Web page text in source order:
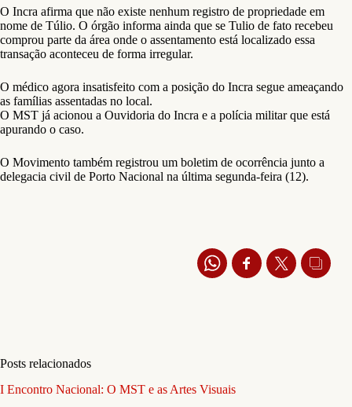
O Incra afirma que não existe nenhum registro de propriedade em
nome de Túlio. O órgão informa ainda que se Tulio de fato recebeu
comprou parte da área onde o assentamento está localizado essa
transação aconteceu de forma irregular.
O médico agora insatisfeito com a posição do Incra segue ameaçando
as famílias assentadas no local.
O MST já acionou a Ouvidoria do Incra e a polícia militar que está
apurando o caso.
O Movimento também registrou um boletim de ocorrência junto a
delegacia civil de Porto Nacional na última segunda-feira (12).
Posts relacionados
I Encontro Nacional: O MST e as Artes Visuais